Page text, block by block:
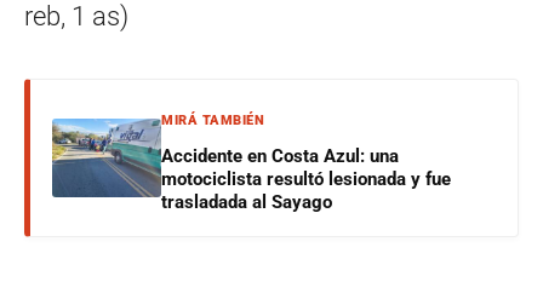
reb, 1 as)
MIRÁ TAMBIÉN
Accidente en Costa Azul: una
motociclista resultó lesionada y fue
trasladada al Sayago